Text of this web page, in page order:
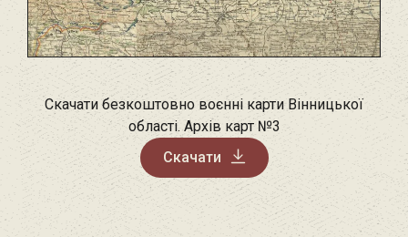
Скачати безкоштовно воєнні карти Вінницької
області. Архів карт №3
Скачати